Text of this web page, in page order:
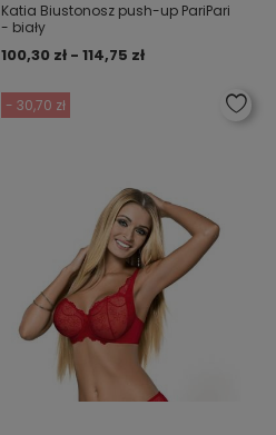
Katia Biustonosz push-up PariPari
- biały
100,30 zł - 114,75 zł
- 30,70 zł